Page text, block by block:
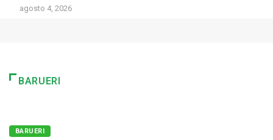
agosto 4, 2026
BARUERI
BARUERI